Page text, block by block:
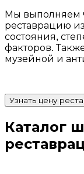
Мы выполняем
реставрацию
состояния,
факторов.
музейной и
Узнать цену
Каталог